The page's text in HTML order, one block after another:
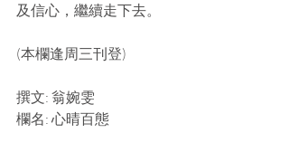
及信心，繼續走下去。
(本欄逢周三刊登)
撰文: 翁婉雯
欄名: 心晴百態